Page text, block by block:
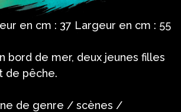
en cm : 37 Largeur en cm : 55
bord de mer, deux jeunes filles
de pêche.
de genre / scènes /